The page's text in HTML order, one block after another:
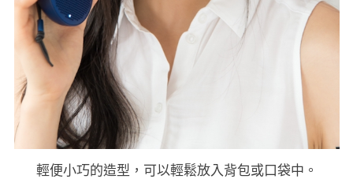
輕便小巧的造型，可以輕鬆放入背包或口袋中。